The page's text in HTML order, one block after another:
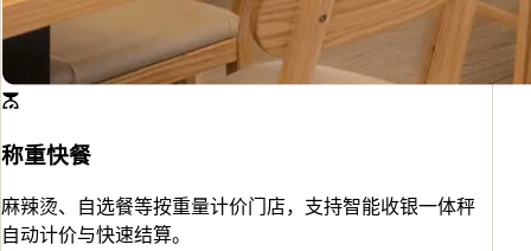
称重快餐
麻辣烫、自选餐等按重量计价门店，支持智能收银一体秤
自动计价与快速结算。